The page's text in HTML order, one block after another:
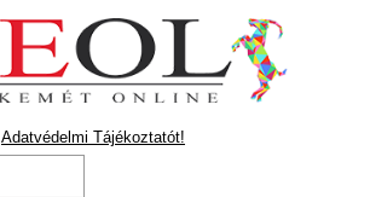
Adatvédelmi Tájékoztatót!